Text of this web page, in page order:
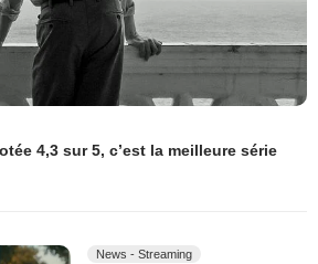
4,3 sur 5, c’est la meilleure série
News - Streaming